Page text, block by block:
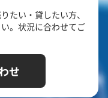
たい・貸したい方、
。状況に合わせてご
せ